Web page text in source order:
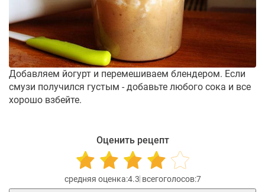
Добавляем йогурт и перемешиваем блендером. Если
смузи получился густым - добавьте любого сока и все
хорошо взбейте.
Оценить рецепт
4.3 7